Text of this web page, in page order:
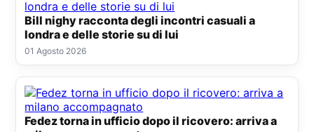
Bill nighy racconta degli incontri casuali a
londra e delle storie su di lui
01 Agosto 2026
Fedez torna in ufficio dopo il ricovero: arriva a